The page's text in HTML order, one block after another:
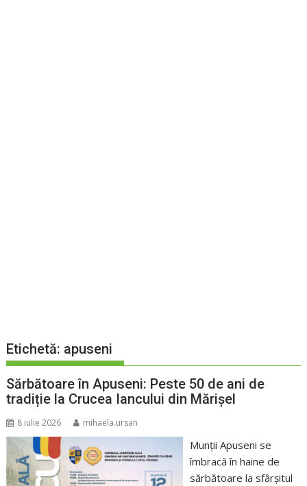
Etichetă: apuseni
Sărbătoare în Apuseni: Peste 50 de ani de
tradiție la Crucea Iancului din Mărișel
8 iulie 2026 mihaela.ursan
Munții Apuseni se
îmbracă în haine de
sărbătoare la sfârșitul